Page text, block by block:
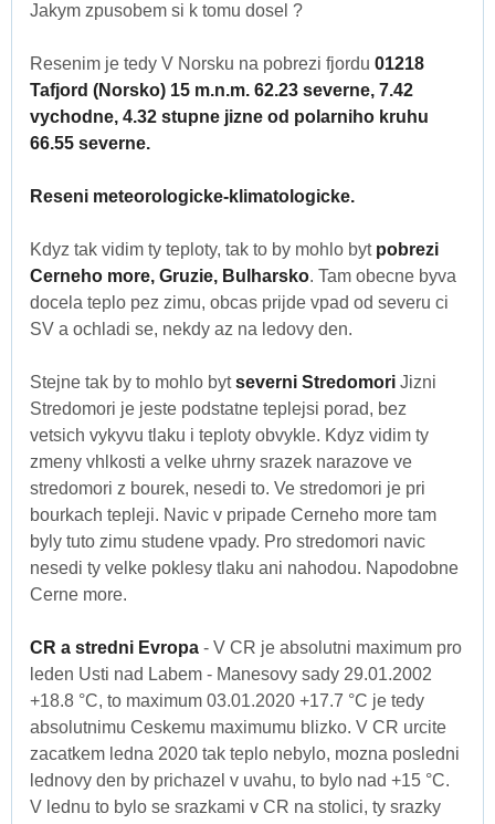
Jakym zpusobem si k tomu dosel ?
Resenim je tedy V Norsku na pobrezi fjordu 01218
Tafjord (Norsko) 15 m.n.m. 62.23 severne, 7.42
vychodne, 4.32 stupne jizne od polarniho kruhu
66.55 severne.
Reseni meteorologicke-klimatologicke.
Kdyz tak vidim ty teploty, tak to by mohlo byt pobrezi
Cerneho more, Gruzie, Bulharsko. Tam obecne byva
docela teplo pez zimu, obcas prijde vpad od severu ci
SV a ochladi se, nekdy az na ledovy den.
Stejne tak by to mohlo bytseverni Stredomori Jizni
Stredomori je jeste podstatne teplejsi porad, bez
vetsich vykyvu tlaku i teploty obvykle. Kdyz vidim ty
zmeny vhlkosti a velke uhrny srazek narazove ve
stredomori z bourek, nesedi to. Ve stredomori je pri
bourkach tepleji. Navic v pripade Cerneho more tam
byly tuto zimu studene vpady. Pro stredomori navic
nesedi ty velke poklesy tlaku ani nahodou. Napodobne
Cerne more.
CR a stredni Evropa - V CR je absolutni maximum pro
leden Usti nad Labem - Manesovy sady 29.01.2002
+18.8 °C, to maximum 03.01.2020 +17.7 °C je tedy
absolutnimu Ceskemu maximumu blizko. V CR urcite
zacatkem ledna 2020 tak teplo nebylo, mozna posledni
lednovy den by prichazel v uvahu, to bylo nad +15 °C.
V lednu to bylo se srazkami v CR na stolici, ty srazky